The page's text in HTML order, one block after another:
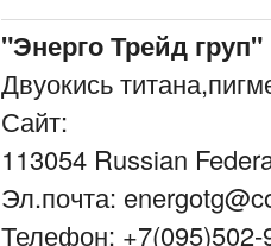
"Энерго Трейд груп"
Двуокись
Сайт:
113054 Russian
Эл.почта:
Телефон: +7(095)502-